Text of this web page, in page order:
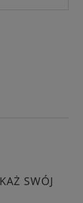
SWÓJ